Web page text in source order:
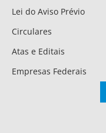
Lei do Aviso Prévio
Circulares
Atas e Editais
Empresas Federais